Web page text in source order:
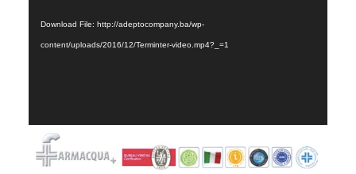
Download File: http://adeptocompany.ba/wp-
content/uploads/2016/12/Terminter-video.mp4?_=1